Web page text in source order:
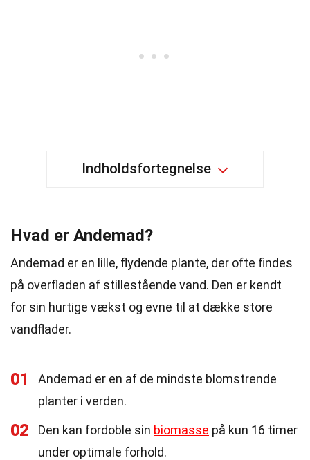
Indholdsfortegnelse
Hvad er Andemad?
Andemad er en lille, flydende plante, der ofte findes
på overfladen af stillestående vand. Den er kendt
for sin hurtige vækst og evne til at dække store
vandflader.
01
Andemad er en af de mindste blomstrende
planter i verden.
02 Den kan fordoble sin biomasse på kun 16 timer
under optimale forhold.